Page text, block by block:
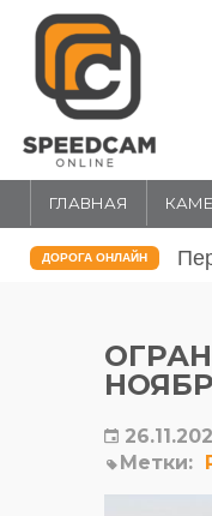
ГЛАВНАЯ
ДОРОГА ОНЛАЙН
Метки: